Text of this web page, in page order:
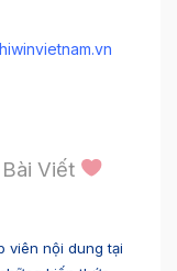
Viết
viên nội dung tại